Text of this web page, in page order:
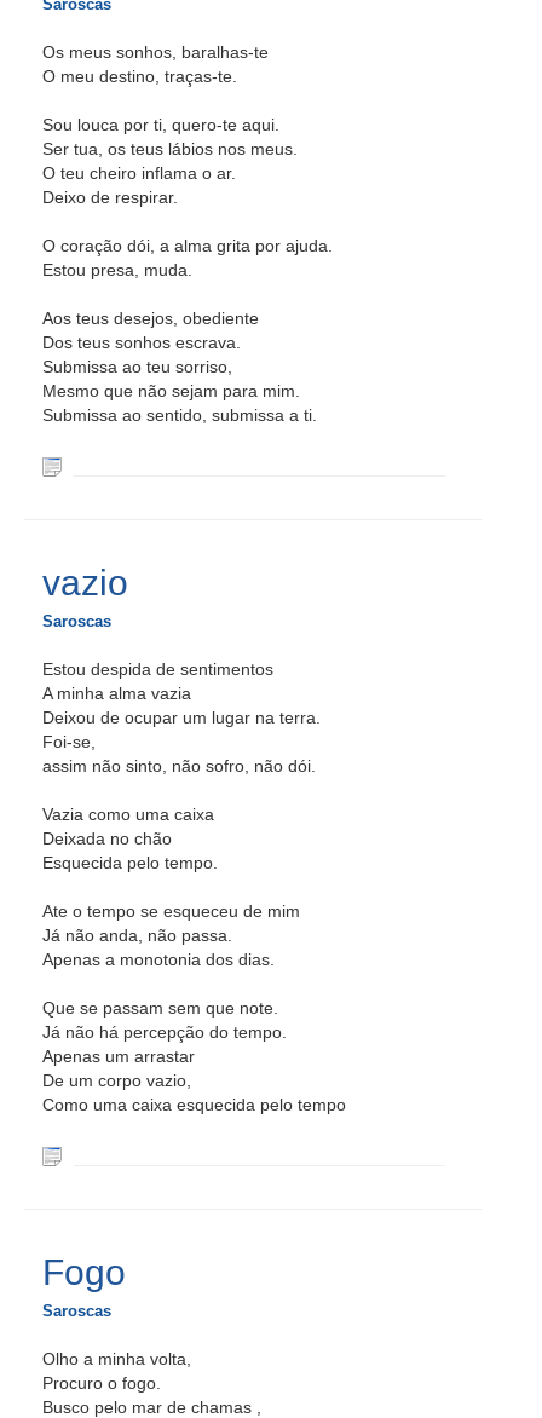
Saroscas
Os meus sonhos, baralhas-te
O meu destino, traças-te.
Sou louca por ti, quero-te aqui.
Ser tua, os teus lábios nos meus.
O teu cheiro inflama o ar.
Deixo de respirar.
O coração dói, a alma grita por ajuda.
Estou presa, muda.
Aos teus desejos, obediente
Dos teus sonhos escrava.
Submissa ao teu sorriso,
Mesmo que não sejam para mim.
Submissa ao sentido, submissa a ti.
vazio
Saroscas
Estou despida de sentimentos
A minha alma vazia
Deixou de ocupar um lugar na terra.
Foi-se,
assim não sinto, não sofro, não dói.
Vazia como uma caixa
Deixada no chão
Esquecida pelo tempo.
Ate o tempo se esqueceu de mim
Já não anda, não passa.
Apenas a monotonia dos dias.
Que se passam sem que note.
Já não há percepção do tempo.
Apenas um arrastar
De um corpo vazio,
Como uma caixa esquecida pelo tempo
Fogo
Saroscas
Olho a minha volta,
Procuro o fogo.
Busco pelo mar de chamas ,